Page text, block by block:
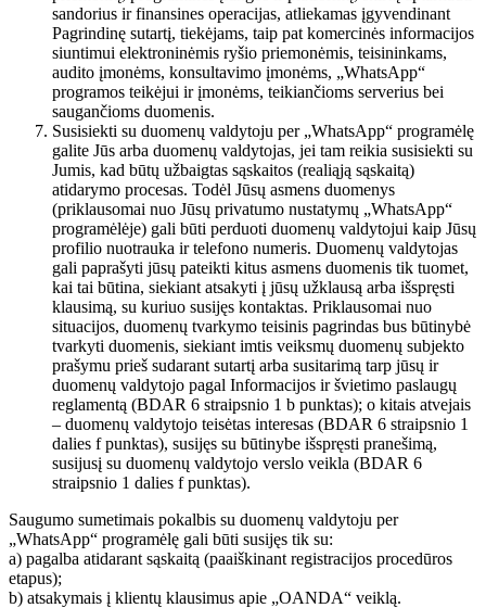
sandorius ir finansines operacijas, atliekamas įgyvendinant
Pagrindinę sutartį, tiekėjams, taip pat komercinės informacijos
siuntimui elektroninėmis ryšio priemonėmis, teisininkams,
audito įmonėms, konsultavimo įmonėms, „WhatsApp“
programos teikėjui ir įmonėms, teikiančioms serverius bei
saugančioms duomenis.
Susisiekti su duomenų valdytoju per „WhatsApp“ programėlę
galite Jūs arba duomenų valdytojas, jei tam reikia susisiekti su
Jumis, kad būtų užbaigtas sąskaitos (realiąją sąskaitą)
atidarymo procesas. Todėl Jūsų asmens duomenys
(priklausomai nuo Jūsų privatumo nustatymų „WhatsApp“
programėlėje) gali būti perduoti duomenų valdytojui kaip Jūsų
profilio nuotrauka ir telefono numeris. Duomenų valdytojas
gali paprašyti jūsų pateikti kitus asmens duomenis tik tuomet,
kai tai būtina, siekiant atsakyti į jūsų užklausą arba išspręsti
klausimą, su kuriuo susijęs kontaktas. Priklausomai nuo
situacijos, duomenų tvarkymo teisinis pagrindas bus būtinybė
tvarkyti duomenis, siekiant imtis veiksmų duomenų subjekto
prašymu prieš sudarant sutartį arba susitarimą tarp jūsų ir
duomenų valdytojo pagal Informacijos ir švietimo paslaugų
reglamentą (BDAR 6 straipsnio 1 b punktas); o kitais atvejais
– duomenų valdytojo teisėtas interesas (BDAR 6 straipsnio 1
dalies f punktas), susijęs su būtinybe išspręsti pranešimą,
susijusį su duomenų valdytojo verslo veikla (BDAR 6
straipsnio 1 dalies f punktas).
Saugumo sumetimais pokalbis su duomenų valdytoju per
„WhatsApp“ programėlę gali būti susijęs tik su:
a) pagalba atidarant sąskaitą (paaiškinant registracijos procedūros
etapus);
b) atsakymais į klientų klausimus apie „OANDA“ veiklą.